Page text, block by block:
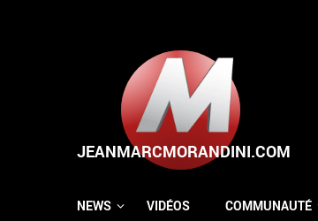
NEWS VIDÉOS COMMUNAUTÉ